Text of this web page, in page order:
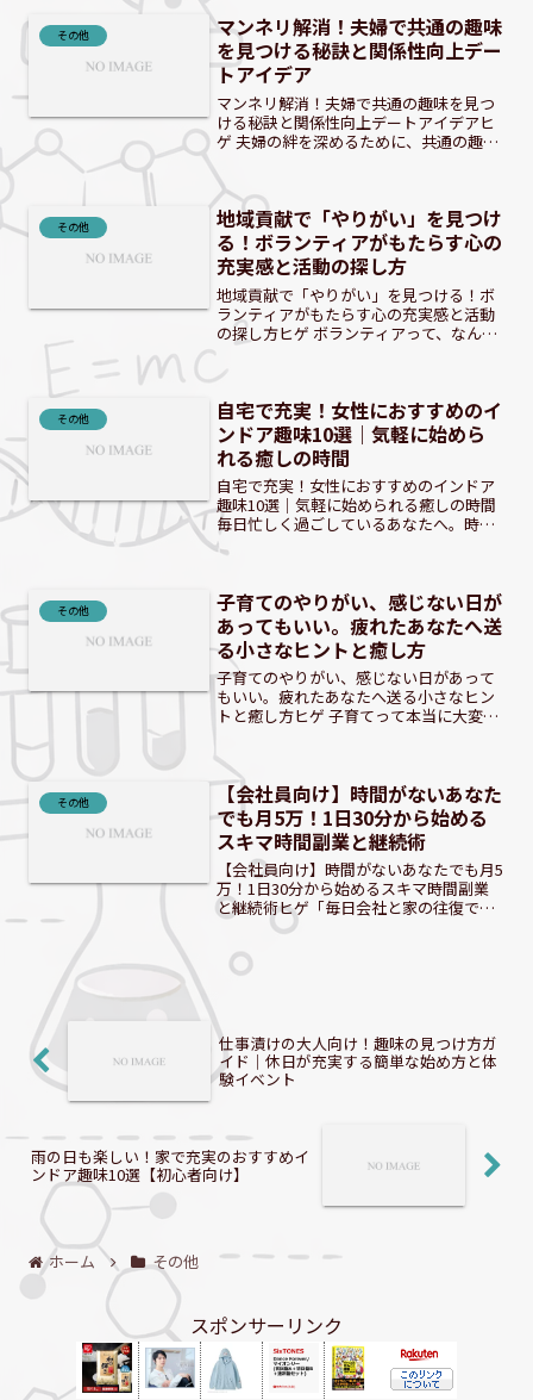
いて深掘りします。 ヒゲ...
その他
マンネリ解消！夫婦で共通の趣味
を見つける秘訣と関係性向上デー
トアイデア
マンネリ解消！夫婦で共通の趣味を見つ
ける秘訣と関係性向上デートアイデアヒ
ゲ 夫婦の絆を深めるために、共通の趣味
にもたらすメリットとは？夫婦で共通の
趣味を持つことは、日常生活に新たな刺
激と喜びをもたらしま...
その他
地域貢献で「やりがい」を見つけ
る！ボランティアがもたらす心の
充実感と活動の探し方
地域貢献で「やりがい」を見つける！ボ
ランティアがもたらす心の充実感と活動
の探し方ヒゲ ボランティアって、なんだ
か難しそうに見えるけど、実はとっても
身近なものなんだ。 ボランティアがもた
れる心の充実感ボラン...
その他
自宅で充実！女性におすすめのイ
ンドア趣味10選｜気軽に始めら
れる癒しの時間
自宅で充実！女性におすすめのインドア
趣味10選｜気軽に始められる癒しの時間
毎日忙しく過ごしているあなたへ。時に
は、自宅でゆっくりと過ごす時間が、心
と体を癒す大切な瞬間になりますよね。
に充実させる、女性にお...
その他
子育てのやりがい、感じない日が
あってもいい。疲れたあなたへ送
る小さなヒントと癒し方
子育てのやりがい、感じない日があって
もいい。疲れたあなたへ送る小さなヒン
トと癒し方ヒゲ 子育てって本当に大変で
い感じない」と感じるあなたへ：その気
持ち、共感します子育ては喜びだけでな
く、想像以上の重圧や...
その他
【会社員向け】時間がないあなた
でも月5万！1日30分から始める
スキマ時間副業と継続術
【会社員向け】時間がないあなたでも月5
万！1日30分から始めるスキマ時間副業
と継続術ヒゲ「毎日会社と家の往復で精
一杯…」「副業に興味はあるけど、時間
に諦めていませんか？実は、本業で忙し
仕事漬けの大人向け！趣味の見つけ方ガ
イド｜休日が充実する簡単な始め方と体
験イベント
雨の日も楽しい！家で充実のおすすめイ
ンドア趣味10選【初心者向け】
ホーム その他
スポンサーリンク